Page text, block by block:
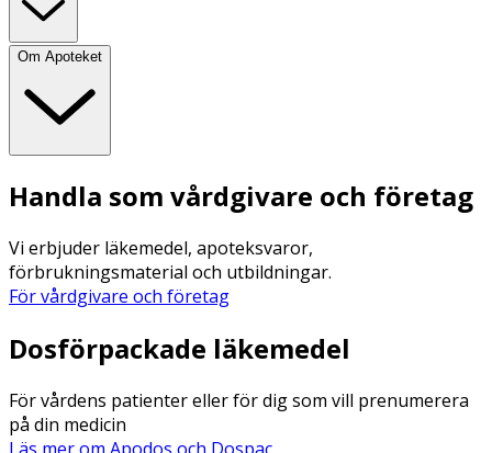
Om Apoteket
Handla som vårdgivare och företag
Vi erbjuder läkemedel, apoteksvaror,
förbrukningsmaterial och utbildningar.
För vårdgivare och företag
Dosförpackade läkemedel
För vårdens patienter eller för dig som vill prenumerera
på din medicin
Läs mer om Apodos och Dospac